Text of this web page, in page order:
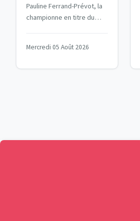
Femmes 2026 :
Ferrand-
Pauline Ferrand-Prévot, la
championne en titre du
lors de la 4e...
Mercredi 05 Août 2026